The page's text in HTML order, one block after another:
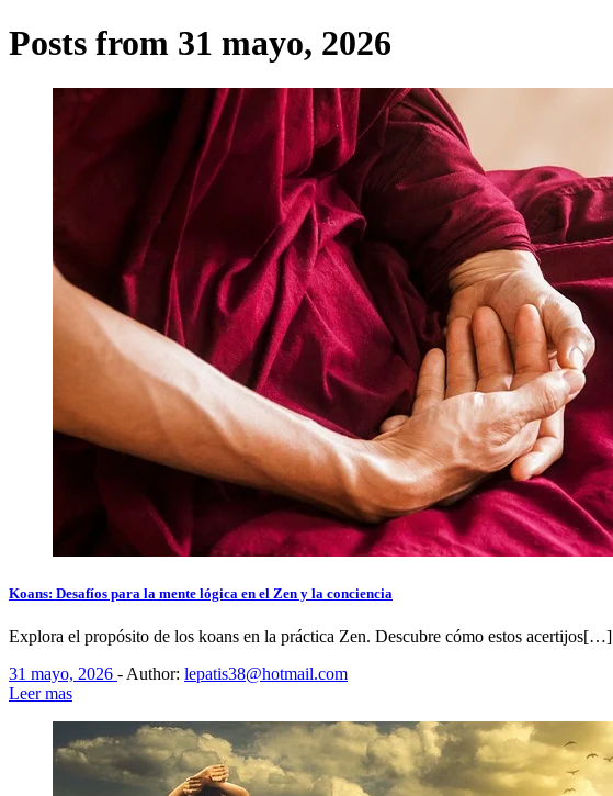
Posts from 31 mayo, 2026
Koans: Desafíos para la mente lógica en el Zen y la conciencia
Explora el propósito de los koans en la práctica Zen. Descubre cómo estos acertijos[…]
31 mayo, 2026 - Author: lepatis38@hotmail.com
Leer mas